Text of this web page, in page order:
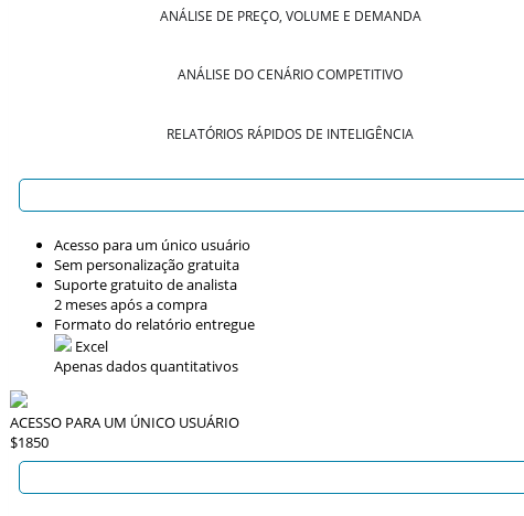
ANÁLISE DE PREÇO, VOLUME E DEMANDA
ANÁLISE DO CENÁRIO COMPETITIVO
RELATÓRIOS RÁPIDOS DE INTELIGÊNCIA
Acesso para um único usuário
Sem personalização gratuita
Suporte gratuito de analista
2 meses após a compra
Formato do relatório entregue
Excel
Apenas dados quantitativos
ACESSO PARA UM ÚNICO USUÁRIO
$1850